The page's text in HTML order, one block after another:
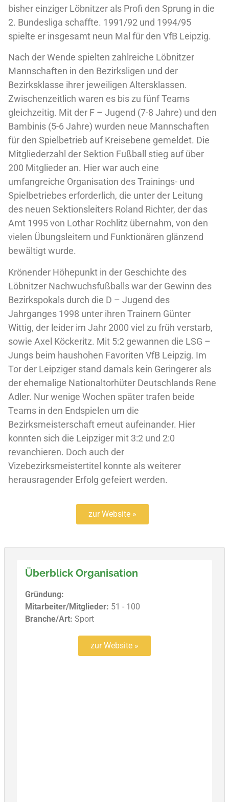
bisher einziger Löbnitzer als Profi den Sprung in die
2. Bundesliga schaffte. 1991/92 und 1994/95
spielte er insgesamt neun Mal für den VfB Leipzig.
Nach der Wende spielten zahlreiche Löbnitzer
Mannschaften in den Bezirksligen und der
Bezirksklasse ihrer jeweiligen Altersklassen.
Zwischenzeitlich waren es bis zu fünf Teams
gleichzeitig. Mit der F – Jugend (7-8 Jahre) und den
Bambinis (5-6 Jahre) wurden neue Mannschaften
für den Spielbetrieb auf Kreisebene gemeldet. Die
Mitgliederzahl der Sektion Fußball stieg auf über
200 Mitglieder an. Hier war auch eine
umfangreiche Organisation des Trainings- und
Spielbetriebes erforderlich, die unter der Leitung
des neuen Sektionsleiters Roland Richter, der das
Amt 1995 von Lothar Rochlitz übernahm, von den
vielen Übungsleitern und Funktionären glänzend
bewältigt wurde.
Krönender Höhepunkt in der Geschichte des
Löbnitzer Nachwuchsfußballs war der Gewinn des
Bezirkspokals durch die D – Jugend des
Jahrganges 1998 unter ihren Trainern Günter
Wittig, der leider im Jahr 2000 viel zu früh verstarb,
sowie Axel Köckeritz. Mit 5:2 gewannen die LSG –
Jungs beim haushohen Favoriten VfB Leipzig. Im
Tor der Leipziger stand damals kein Geringerer als
der ehemalige Nationaltorhüter Deutschlands Rene
Adler. Nur wenige Wochen später trafen beide
Teams in den Endspielen um die
Bezirksmeisterschaft erneut aufeinander. Hier
konnten sich die Leipziger mit 3:2 und 2:0
revanchieren. Doch auch der
Vizebezirksmeistertitel konnte als weiterer
herausragender Erfolg gefeiert werden.
zur Website »
Überblick Organisation
Gründung:
Mitarbeiter/Mitglieder: 51 - 100
Branche/Art: Sport
zur Website »